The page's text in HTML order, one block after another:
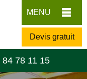
MENU
Devis gratuit
84 78 11 15